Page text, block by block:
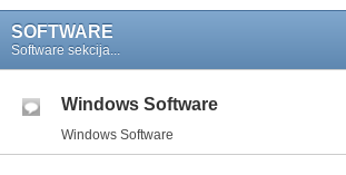
SOFTWARE
Software sekcija...
Windows Software
Windows Software